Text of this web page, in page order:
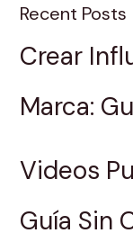
Recent Posts
Crear
Marca:
Videos
Guía Sin